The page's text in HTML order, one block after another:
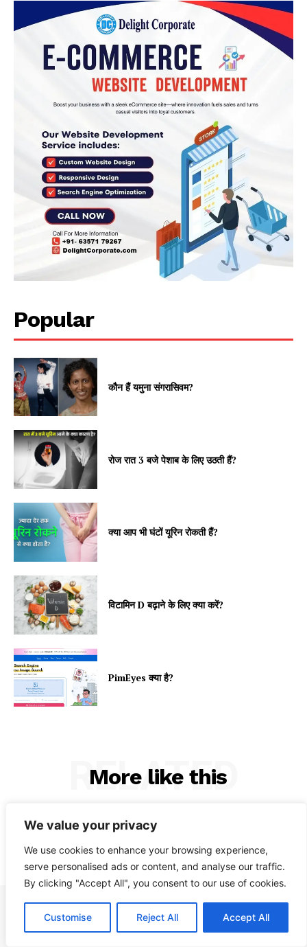
We value your privacy
We use cookies to enhance your browsing experience,
serve personalised ads or content, and analyse our traffic.
By clicking "Accept All", you consent to our use of cookies.
Customise Reject All Accept All
Popular
कौन हैं यमुना संगरासिवम?
रोज रात 3 बजे पेशाब के लिए उठती हैं?
क्या आप भी घंटों यूरिन रोकती हैं?
विटामिन D बढ़ाने के लिए क्या करें?
PimEyes क्या है?
More like this
RELATED